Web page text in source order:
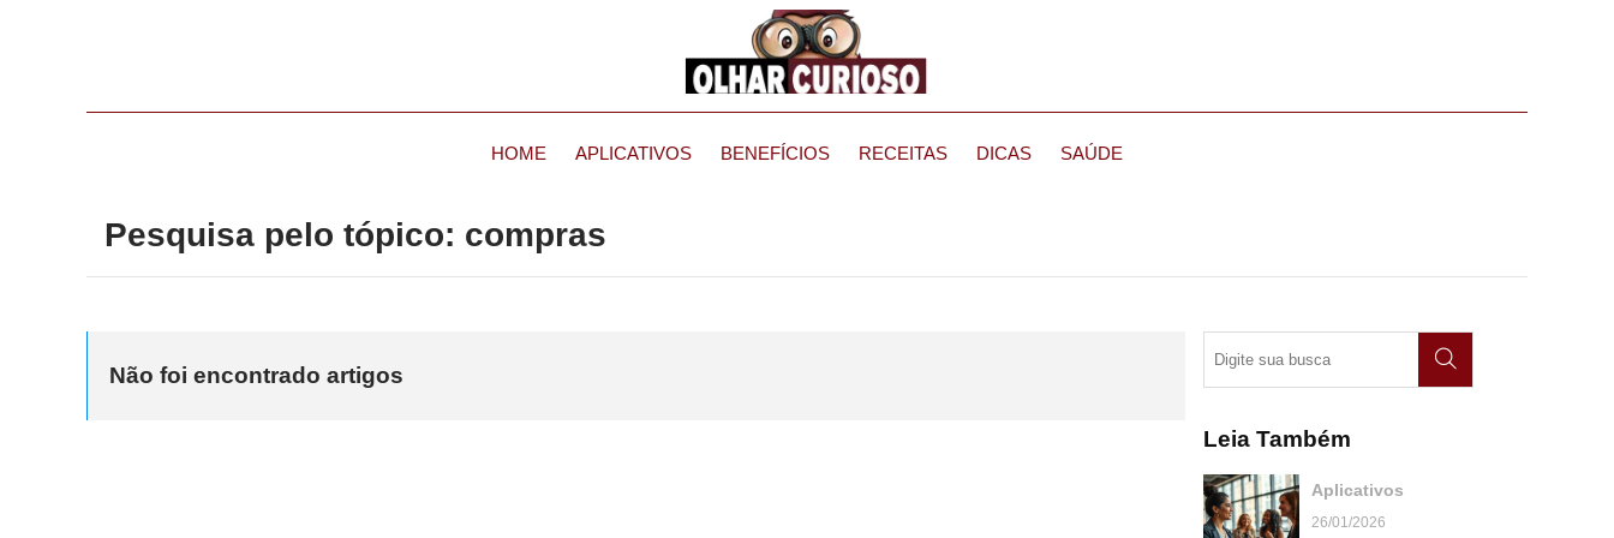
HOME APLICATIVOS BENEFÍCIOS RECEITAS DICAS SAÚDE
Pesquisa pelo tópico: compras
Não foi encontrado artigos
Leia Também
Aplicativos
26/01/2026